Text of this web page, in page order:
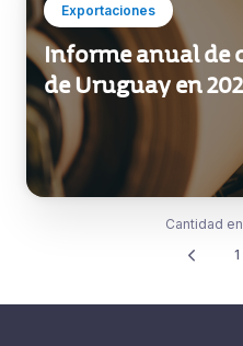
Exportaciones
Informe anual de
de Uruguay en
Cantidad
1